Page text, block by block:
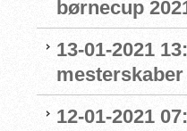
børnecup
13-01-2021
mesterskaber
12-01-2021